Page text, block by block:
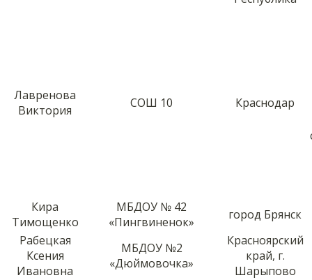
Лавренова
Виктория
СОШ 10 Краснодар
Кира
Тимощенко
МБДОУ № 42
«Пингвиненок»
город Брянск
Рабецкая
Ксения
Ивановна
МБДОУ №2
«Дюймовочка»
Красноярский
край, г.
Шарыпово